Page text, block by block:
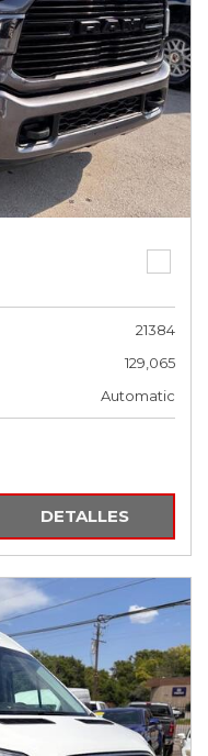
21384
129,065
Automatic
DETALLES